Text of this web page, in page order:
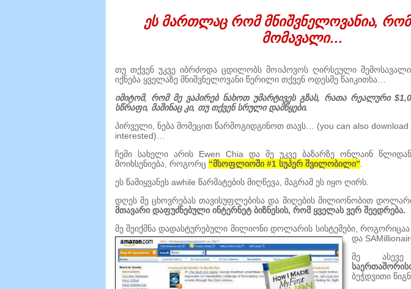
ეს მართლაც რომ მნიშვნელოვანია, რომ
მომავალი…
თუ თქვენ უკვე იბრძოდა ცდილობს მოიპოვოს ღირსეული
იქნება ყველაზე მნიშვნელოვანი წერილი თქვენ ოდესმე წაიკითხა…
იმიტომ, რომ მე ვაპირებ ნახოთ უმარტივეს გზას, რათა რეალური
სწრაფი, მაშინაც კი, თუ თქვენ სრული დამწყები.
პირველი, ნება მომეცით წარმოგიდგინოთ თავს… (you can also download
interested)…
ჩემი სახელი არის Ewen Chia და მე უკვე ბაზარზე ონლაინ
მოიხსენიება, როგორც “მსოფლიოში #1 სუპერ შვილობილი”
ეს წამიყვანეს awhile წარმატების მიღწევა, მაგრამ ეს იყო ღირს.
დღეს მე ცხოვრებას თავისუფლებისა და მიღების მილიონობით
მთავარი დაფუძნებული ინტერნეტ ბიზნესის, რომ ყველას ვერ შეედრება.
მე შეიქმნა დადასტურებული მილიონი დოლარის სისტემები, როგორიცაა
და
მე
ბეჭდვითი